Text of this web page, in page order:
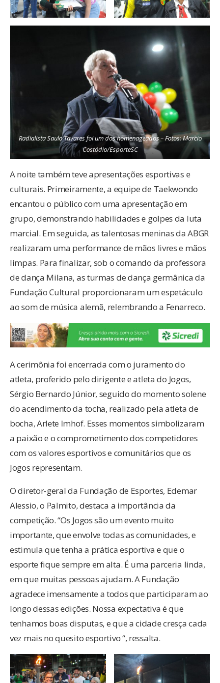
Radialista Saulo Tavares foi um dos homenageados – Fotos: Marcio
Costódio/EsporteSC
A noite também teve apresentações esportivas e
culturais. Primeiramente, a equipe de Taekwondo
encantou o público com uma apresentação em
grupo, demonstrando habilidades e golpes da luta
marcial. Em seguida, as talentosas meninas da ABGR
realizaram uma performance de mãos livres e mãos
limpas. Para finalizar, sob o comando da professora
de dança Milana, as turmas de dança germânica da
Fundação Cultural proporcionaram um espetáculo
ao som de música alemã, relembrando a Fenarreco.
A cerimônia foi encerrada com o juramento do
atleta, proferido pelo dirigente e atleta do Jogos,
Sérgio Bernardo Júnior, seguido do momento solene
do acendimento da tocha, realizado pela atleta de
bocha, Arlete Imhof. Esses momentos simbolizaram
a paixão e o comprometimento dos competidores
com os valores esportivos e comunitários que os
Jogos representam.
O diretor-geral da Fundação de Esportes, Edemar
Alessio, o Palmito, destaca a importância da
competição. “Os Jogos são um evento muito
importante, que envolve todas as comunidades, e
estimula que tenha a prática esportiva e que o
esporte fique sempre em alta. É uma parceria linda,
em que muitas pessoas ajudam. A Fundação
agradece imensamente a todos que participaram ao
longo dessas edições. Nossa expectativa é que
tenhamos boas disputas, e que a cidade cresça cada
vez mais no quesito esportivo “, ressalta.